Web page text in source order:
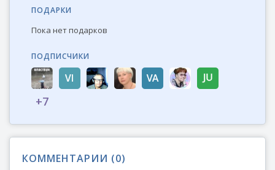
ПОДАРКИ
Пока нет подарков
ПОДПИСЧИКИ
+7
КОММЕНТАРИИ (0)